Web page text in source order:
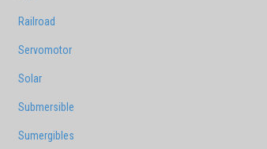
Railroad
Servomotor
Solar
Submersible
Sumergibles